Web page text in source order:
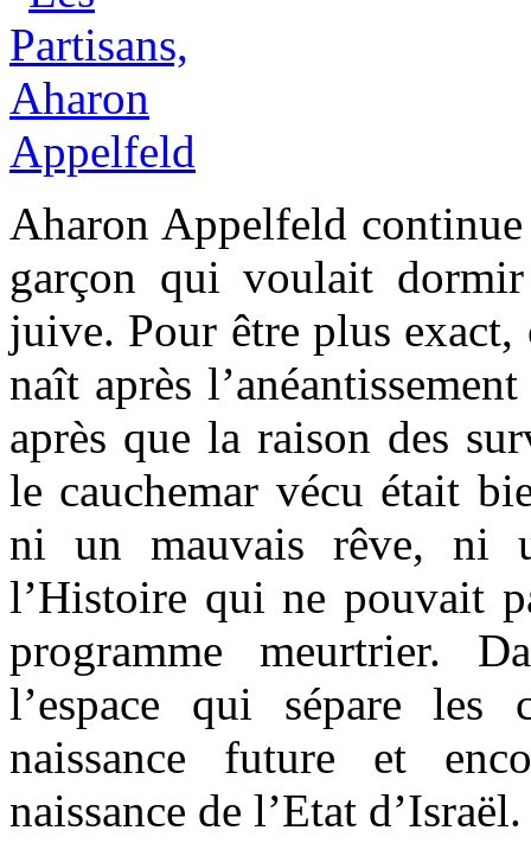
Aharon Appelfeld
garçon qui voulait
juive. Pour être plus
naît après
après que la raison des
le cauchemar vécu était
ni un mauvais rêve, ni
l’Histoire qui ne pouvait
programme meurtrier.
l’espace qui sépare
naissance future et
naissance de l’Etat d’Israël.